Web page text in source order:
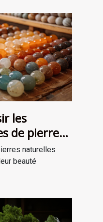
les
de pierre
projets de
naturelles
beauté